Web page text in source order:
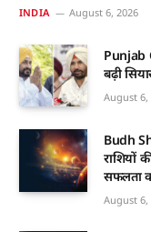
INDIA August 6, 2026
Punjab
बढ़ी
August 6,
Budh
राशियों
सफलता
August 6,